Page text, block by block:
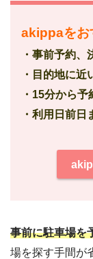
akippaをお
・事前予約
・目的地に近
・15分から
・利用日前日
事前に駐車場を
場を探す手間が